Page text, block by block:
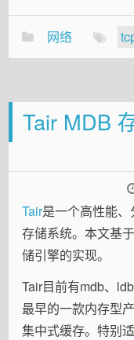
网络
Tair MDB
Tair是一个高性能
存储系统。本文基
储引擎的实现。
Tair目前有mdb、
最早的一款内存型
集中式缓存。特别